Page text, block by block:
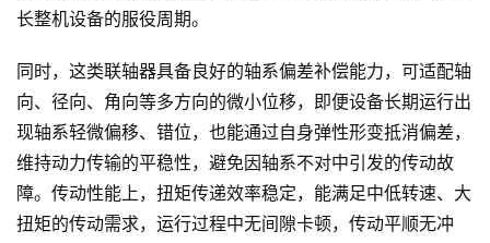
长整机设备的服役周期。
同时，这类联轴器具备良好的轴系偏差补偿能力，可适配轴
向、径向、角向等多方向的微小位移，即便设备长期运行出
现轴系轻微偏移、错位，也能通过自身弹性形变抵消偏差，
维持动力传输的平稳性，避免因轴系不对中引发的传动故
障。传动性能上，扭矩传递效率稳定，能满足中低转速、大
扭矩的传动需求，运行过程中无间隙卡顿，传动平顺无冲